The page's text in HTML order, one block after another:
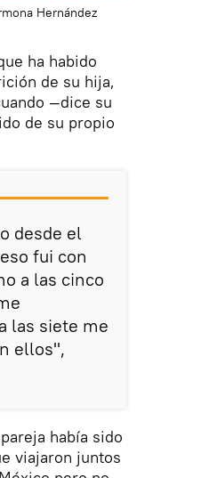
Hernández
ha habido
de su hija,
—dice su
de su propio
desde el
fui con
a las cinco
las siete me
ellos",
había sido
viajaron juntos